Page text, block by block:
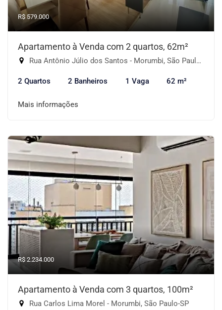
R$ 579.000
Apartamento à Venda com 2 quartos, 62m²
Rua Antônio Júlio dos Santos - Morumbi, São Paulo-SP
2 Quartos 2 Banheiros 1 Vaga 62 m²
Mais informações
R$ 2.234.000
Apartamento à Venda com 3 quartos, 100m²
Rua Carlos Lima Morel - Morumbi, São Paulo-SP